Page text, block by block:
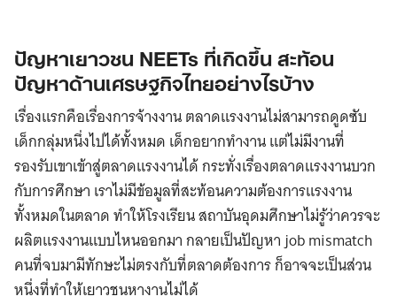
ปัญหาเยาวชน NEETs ที่เกิดขึ้น สะท้อน
ปัญหาด้านเศรษฐกิจไทยอย่างไรบ้าง
เรื่องแรกคือเรื่องการจ้างงาน ตลาดแรงงานไม่สามารถดูดซับ
เด็กกลุ่มหนึ่งไปได้ทั้งหมด เด็กอยากทำงาน แต่ไม่มีงานที่
รองรับเขาเข้าสู่ตลาดแรงงานได้ กระทั่งเรื่องตลาดแรงงานบวก
กับการศึกษา เราไม่มีข้อมูลที่สะท้อนความต้องการแรงงาน
ทั้งหมดในตลาด ทำให้โรงเรียน สถาบันอุดมศึกษาไม่รู้ว่าควรจะ
ผลิตแรงงานแบบไหนออกมา กลายเป็นปัญหา job mismatch
คนที่จบมามีทักษะไม่ตรงกับที่ตลาดต้องการ ก็อาจจะเป็นส่วน
หนึ่งที่ทําให้เยาวชนหางานไม่ได้